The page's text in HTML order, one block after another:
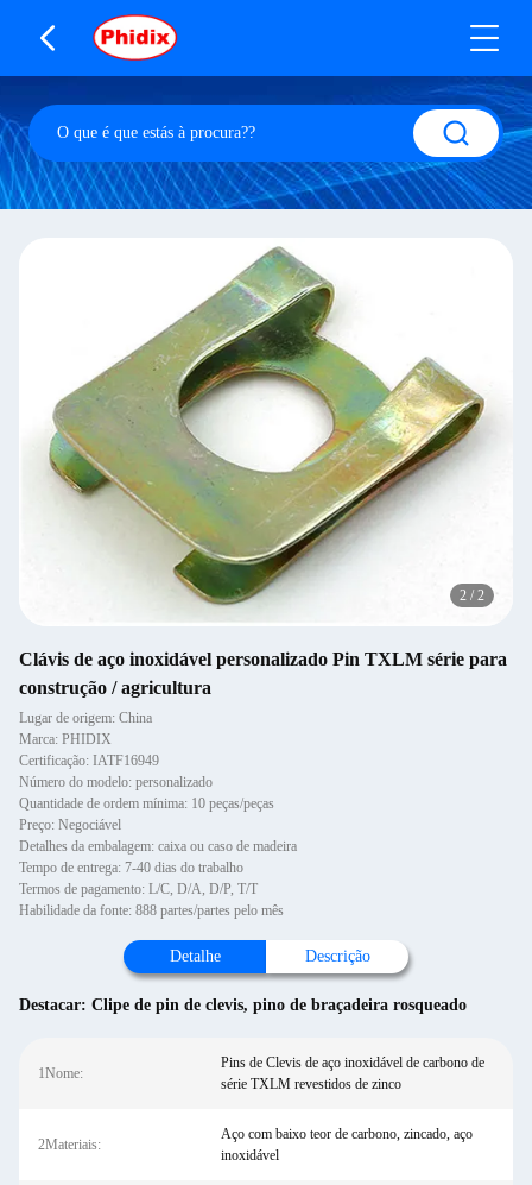
2 / 2
Clávis de aço inoxidável personalizado Pin TXLM série para
construção / agricultura
Lugar de origem: China
Marca: PHIDIX
Certificação: IATF16949
Número do modelo: personalizado
Quantidade de ordem mínima: 10 peças/peças
Preço: Negociável
Detalhes da embalagem: caixa ou caso de madeira
Tempo de entrega: 7-40 dias do trabalho
Termos de pagamento: L/C, D/A, D/P, T/T
Habilidade da fonte: 888 partes/partes pelo mês
Detalhe Descrição
Destacar: Clipe de pin de clevis, pino de braçadeira rosqueado
1Nome:
Pins de Clevis de aço inoxidável de carbono de
série TXLM revestidos de zinco
2Materiais:
Aço com baixo teor de carbono, zincado, aço
inoxidável